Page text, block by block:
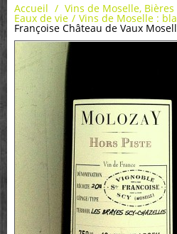
Accueil / Vins de Moselle,
Eaux de vie / Vins de Moselle :
Françoise Château de Vaux